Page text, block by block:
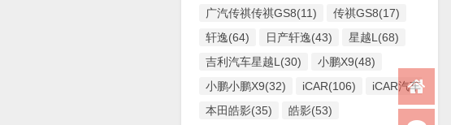
广汽传祺传祺GS8(11)
传祺GS8(17)
轩逸(64)
日产轩逸(43)
星越L(68)
吉利汽车星越L(30)
小鹏X9(48)
小鹏小鹏X9(32)
iCAR(106)
iCAR汽车
本田皓影(35)
皓影(53)